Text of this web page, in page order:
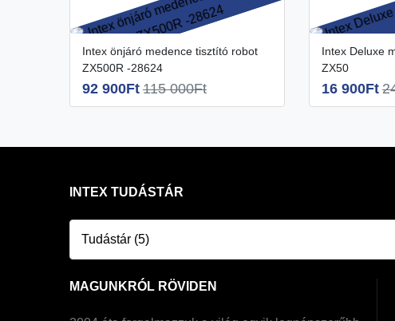
Intex önjáró medence tisztító robot
ZX500R -28624
92 900Ft 115 000Ft
Intex Deluxe medence tisztító robot
ZX50
16 900Ft
INTEX TUDÁSTÁR
Tudástár (5)
MAGUNKRÓL RÖVIDEN